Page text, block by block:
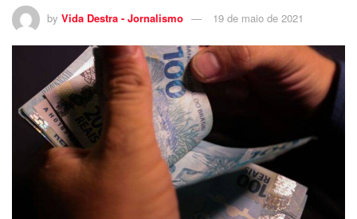
by Vida Destra - Jornalismo 19 de maio de 2021